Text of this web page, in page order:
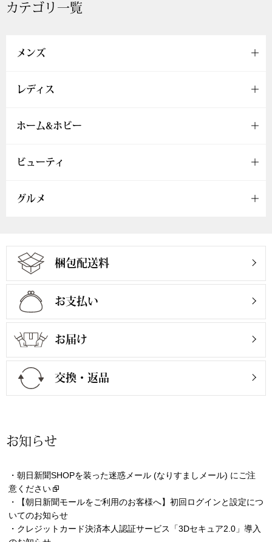
ランド
その他
カテゴリ一覧
メンズ
レディス
ホーム&ホビー
ビューティ
グルメ
梱包配送料
お支払い
お届け
交換・返品
お知らせ
・ 朝日新聞SHOPを装った迷惑メール (なりすましメール) にご注
意ください
・
【朝日新聞モールをご利用のお客様へ】初回ログインと設定につ
いてのお知らせ
・ クレジットカード決済本人認証サービス「3Dセキュア2.0」導入